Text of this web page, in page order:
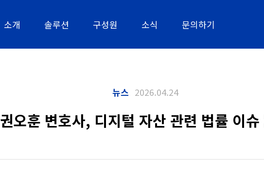
소개 솔루션 구성원 소식 문의하기
뉴스 2026.04.24
권오훈 변호사, 디지털 자산 관련 법률 이슈